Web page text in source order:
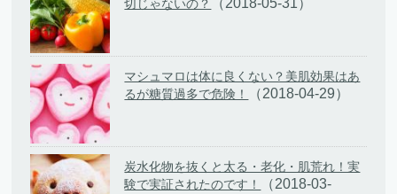
切じゃないの？
（2018-05-31）
マシュマロは体に良くない？美肌効果はあ
るが糖質過多で危険！
（2018-04-29）
炭水化物を抜くと太る・老化・肌荒れ！実
験で実証されたのです！
（2018-03-